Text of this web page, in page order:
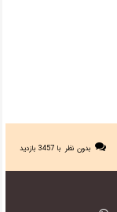
بدون نظر با 3457 بازدید